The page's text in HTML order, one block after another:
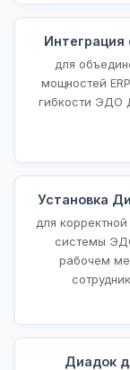
Интеграция
для
мощностей
гибкости ЭДО
Установка
для
системы
рабочем
Диадок